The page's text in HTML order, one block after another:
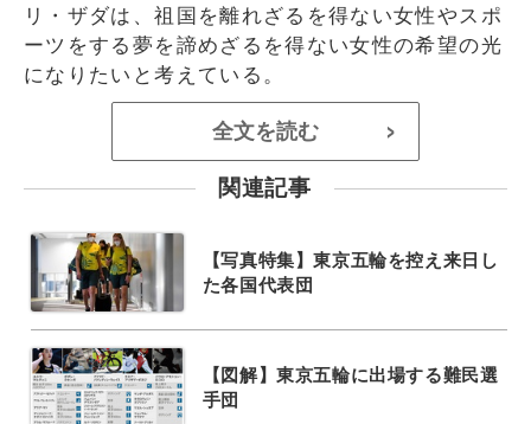
リ・ザダは、祖国を離れざるを得ない女性やスポ
ーツをする夢を諦めざるを得ない女性の希望の光
になりたいと考えている。
全文を読む >
関連記事
【写真特集】東京五輪を控え来日し
た各国代表団
【図解】東京五輪に出場する難民選
手団